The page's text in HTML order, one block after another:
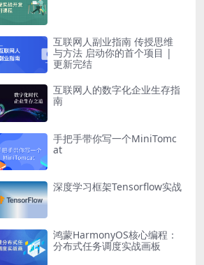
互联网人副业指南 传授思维
与方法 启动你的首个项目 |
更新完结
互联网人的数字化企业生存指
南
手把手带你写一个MiniTomc
at
深度学习框架Tensorflow实战
鸿蒙HarmonyOS核心编程：
分布式任务调度实战画板